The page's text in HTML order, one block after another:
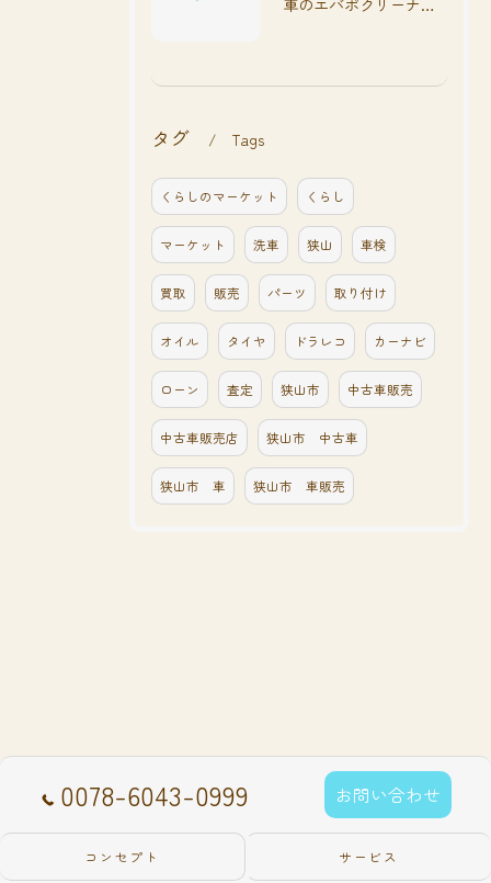
車のエバポクリーナー臭い効果的対策法
タグ Tags
くらしのマーケット くらし
マーケット 洗車 狭山 車検
買取 販売 パーツ 取り付け
オイル タイヤ ドラレコ カーナビ
ローン 査定 狭山市 中古車販売
中古車販売店 狭山市 中古車
狭山市 車 狭山市 車販売
0078-6043-0999 お問い合わせ
コンセプト サービス